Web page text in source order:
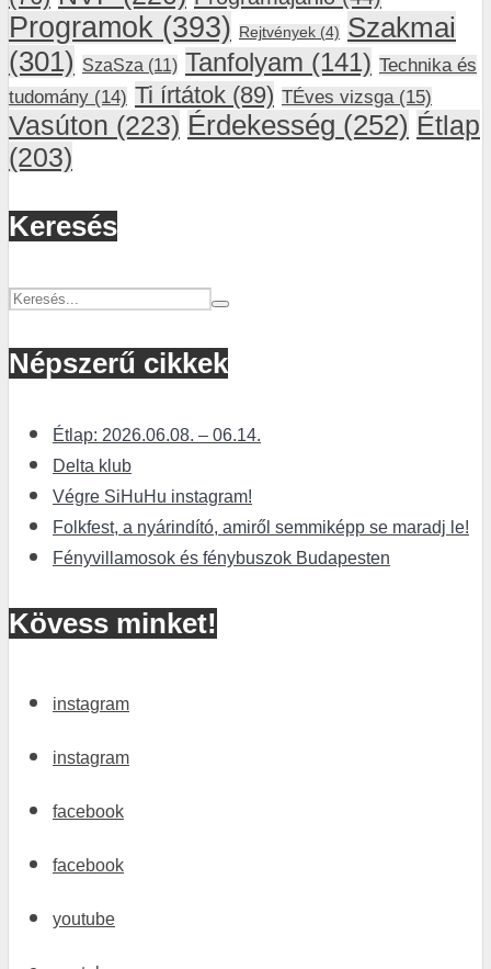
Programok (393) Rejtvények (4) Szakmai
(301) SzaSza (11) Tanfolyam (141) Technika és
tudomány (14) Ti írtátok (89) TÉves vizsga(15)
Vasúton (223) Érdekesség (252) Étlap
(203)
Keresés
Népszerű cikkek
Étlap: 2026.06.08. – 06.14.
Delta klub
Végre SiHuHu instagram!
Folkfest, a nyárindító, amiről semmiképp se maradj le!
Fényvillamosok és fénybuszok Budapesten
Kövess minket!
instagram
instagram
facebook
facebook
youtube